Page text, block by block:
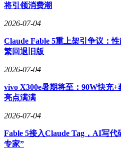
将引领消费潮
2026-07-04
Claude Fable 5重上架引争议：
繁回退旧版
2026-07-04
vivo X300e暑期将至：90W快充
亮点满满
2026-07-04
Fable 5接入Claude Tag，AI写
专家”